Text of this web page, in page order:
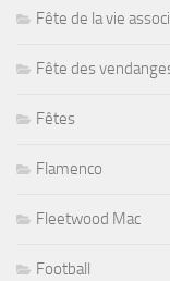
Fête de la vie
Fête des
Fêtes
Flamenco
Fleetwood Mac
Football